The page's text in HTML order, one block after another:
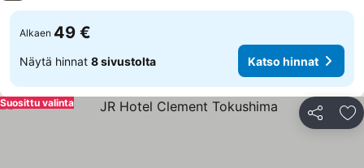
Alkaen 49 €
Näytä hinnat 8 sivustolta Katso hinnat
Jaa
Suosittu valinta